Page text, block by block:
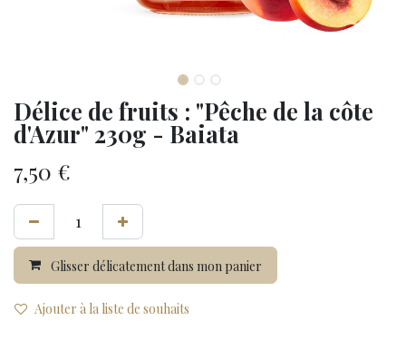
Délice de fruits : "Pêche de la côte
d'Azur" 230g - Baiata
7,50 €
Glisser délicatement dans mon panier
Ajouter à la liste de souhaits